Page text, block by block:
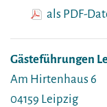
als PDF-
Gästeführungen
Am Hirtenhaus 6
04159 Leipzig